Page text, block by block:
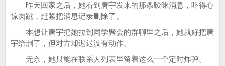
昨天回家之后，她看到唐宇发来的那条暧昧消息，吓得心
惊肉跳，赶紧把消息记录删除了。
本想让唐宇把她拉到同学聚会的群聊里之后，她就好把唐
宇给删了，但对方却迟迟没有动作。
无奈，她只能在联系人列表里留着这么一个定时炸弹。